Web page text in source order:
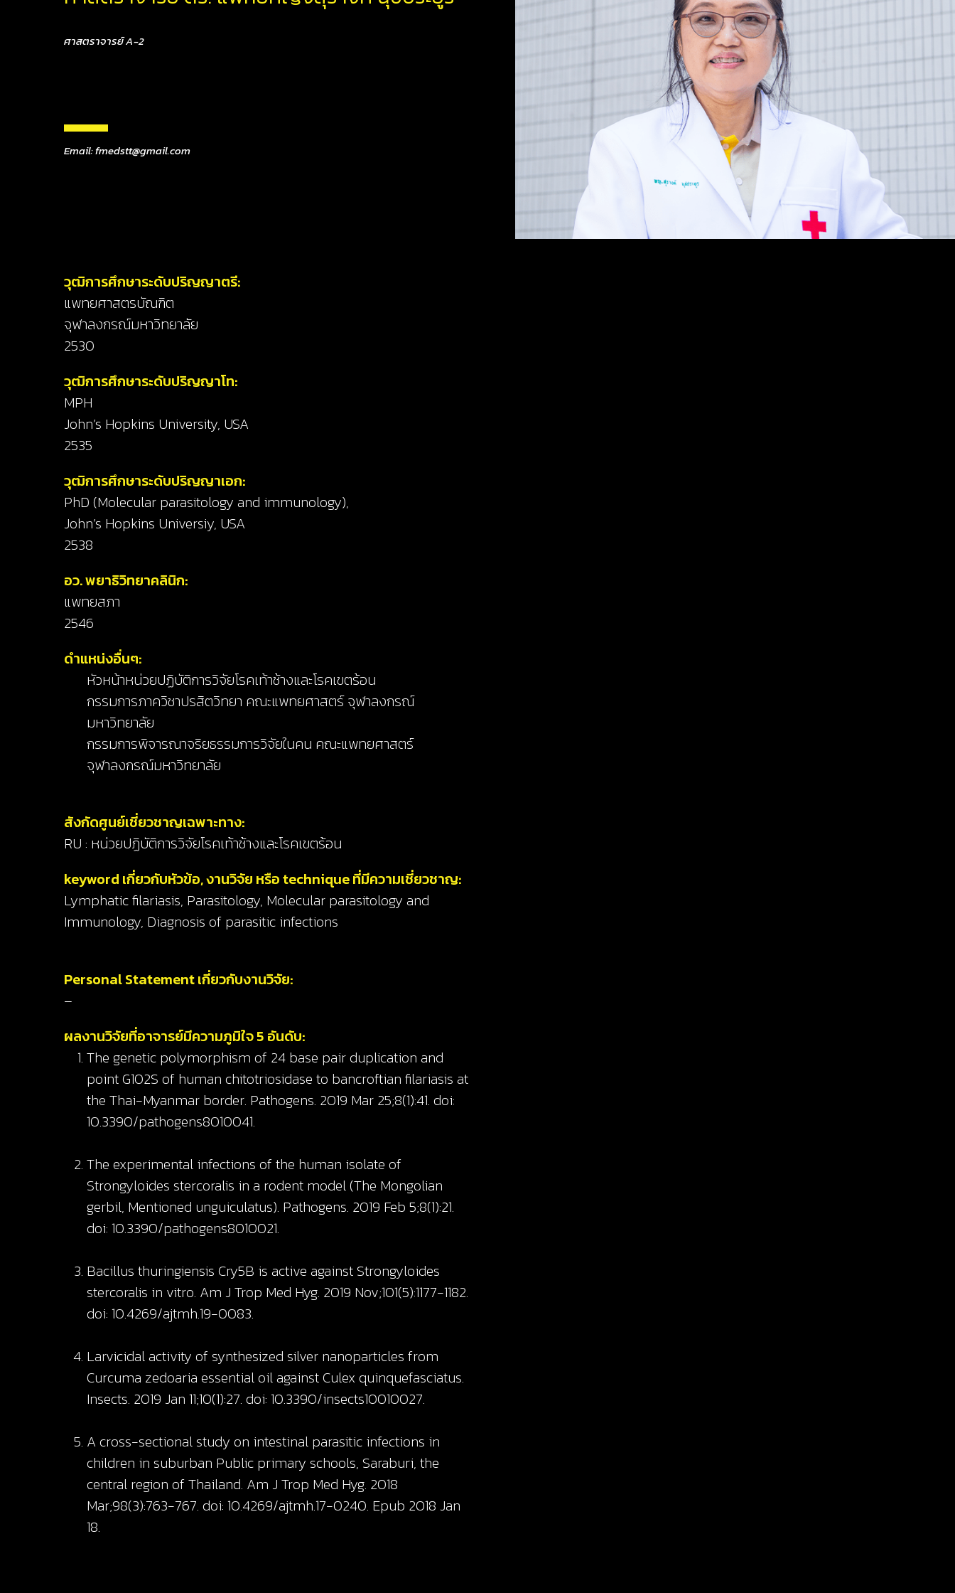
ศาสตราจารย์ A-2
Email: fmedstt@gmail.com
วุฒิการศึกษาระดับปริญญาตรี:
แพทยศาสตรบัณฑิต
จุฬาลงกรณ์มหาวิทยาลัย
2530
วุฒิการศึกษาระดับปริญญาโท:
MPH
John’s Hopkins University, USA
2535
วุฒิการศึกษาระดับปริญญาเอก:
PhD (Molecular parasitology and immunology),
John’s Hopkins Universiy, USA
2538
อว. พยาธิวิทยาคลินิก:
แพทยสภา
2546
ดำแหน่งอื่นๆ:
หัวหน้าหน่วยปฏิบัติการวิจัยโรคเท้าช้างและโรคเขตร้อน
กรรมการภาควิชาปรสิตวิทยา คณะแพทยศาสตร์ จุฬาลงกรณ์
มหาวิทยาลัย
กรรมการพิจารณาจริยธรรมการวิจัยในคน คณะแพทยศาสตร์
จุฬาลงกรณ์มหาวิทยาลัย
สังกัดศูนย์เชี่ยวชาญเฉพาะทาง:
RU : หน่วยปฏิบัติการวิจัยโรคเท้าช้างและโรคเขตร้อน
keyword เกี่ยวกับหัวข้อ, งานวิจัย หรือ technique ที่มีความเชี่ยวชาญ:
Lymphatic filariasis, Parasitology, Molecular parasitology and
Immunology, Diagnosis of parasitic infections
Personal Statement เกี่ยวกับงานวิจัย:
–
ผลงานวิจัยที่อาจารย์มีความภูมิใจ 5 อันดับ:
The genetic polymorphism of 24 base pair duplication and
point G102S of human chitotriosidase to bancroftian filariasis at
the Thai-Myanmar border. Pathogens. 2019 Mar 25;8(1):41. doi:
10.3390/pathogens8010041.
The experimental infections of the human isolate of
Strongyloides stercoralis in a rodent model (The Mongolian
gerbil, Mentioned unguiculatus). Pathogens. 2019 Feb 5;8(1):21.
doi: 10.3390/pathogens8010021.
Bacillus thuringiensis Cry5B is active against Strongyloides
stercoralis in vitro. Am J Trop Med Hyg. 2019 Nov;101(5):1177-1182.
doi: 10.4269/ajtmh.19-0083.
Larvicidal activity of synthesized silver nanoparticles from
Curcuma zedoaria essential oil against Culex quinquefasciatus.
Insects. 2019 Jan 11;10(1):27. doi: 10.3390/insects10010027.
A cross-sectional study on intestinal parasitic infections in
children in suburban Public primary schools, Saraburi, the
central region of Thailand. Am J Trop Med Hyg. 2018
Mar;98(3):763-767. doi: 10.4269/ajtmh.17-0240. Epub 2018 Jan
18.